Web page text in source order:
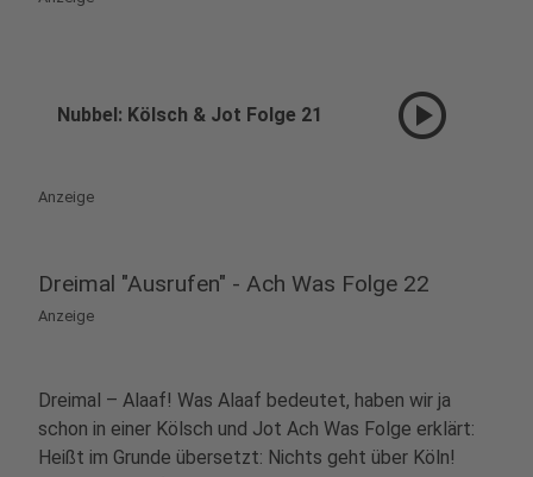
Nubbel: Kölsch & Jot Folge 21 play_circle
Anzeige
Dreimal "Ausrufen" - Ach Was Folge 22
Anzeige
Dreimal – Alaaf! Was Alaaf bedeutet, haben wir ja
schon in einer Kölsch und Jot Ach Was Folge erklärt:
Heißt im Grunde übersetzt: Nichts geht über Köln!